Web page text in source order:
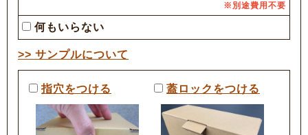
※別途費用不要
何もいらない
>> サンプルについて
指穴をつける 蓋ロックをつける